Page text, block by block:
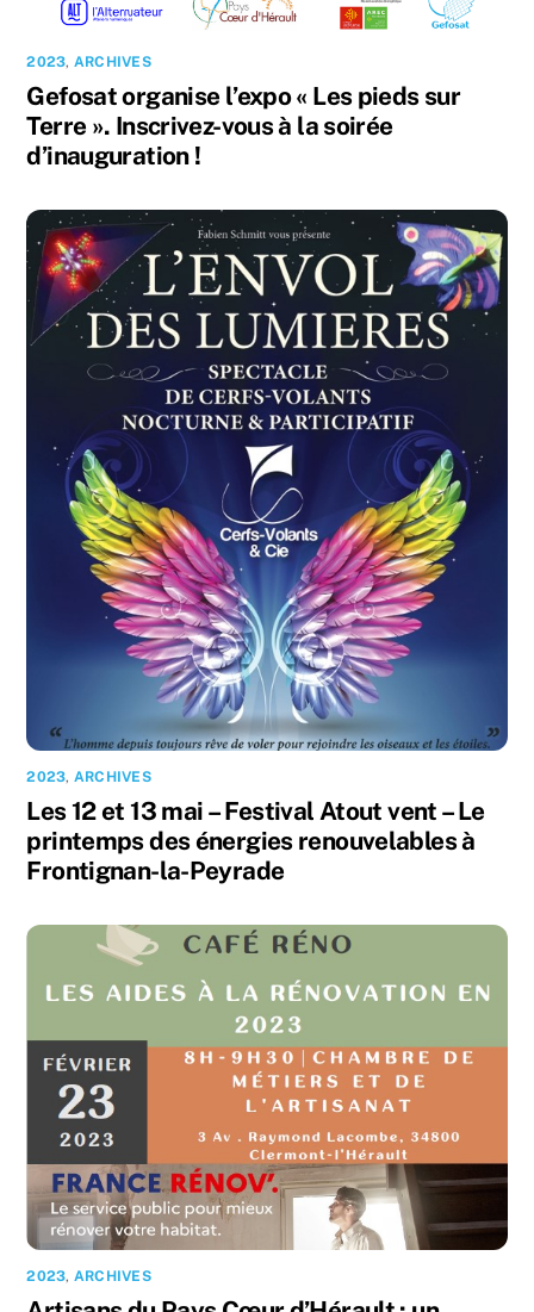
2023, ARCHIVES
Gefosat organise l’expo « Les pieds sur
Terre ». Inscrivez-vous à la soirée
d’inauguration !
2023, ARCHIVES
Les 12 et 13 mai – Festival Atout vent – Le
printemps des énergies renouvelables à
Frontignan-la-Peyrade
2023, ARCHIVES